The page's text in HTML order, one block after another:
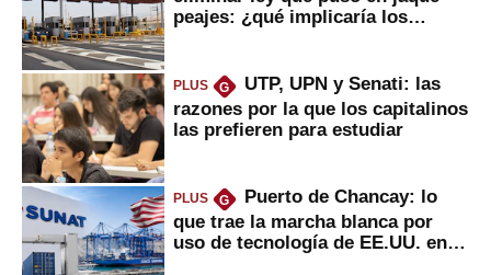
peajes: ¿qué implicaría los
PLUS G
UTP, UPN y Senati: las
razones por la que los capitalinos
las prefieren para estudiar
PLUS G
Puerto de Chancay: lo
que trae la marcha blanca por
uso de tecnología de EE.UU. en